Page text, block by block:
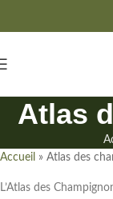
Atlas
Accueil » Atlas des
L’Atlas des